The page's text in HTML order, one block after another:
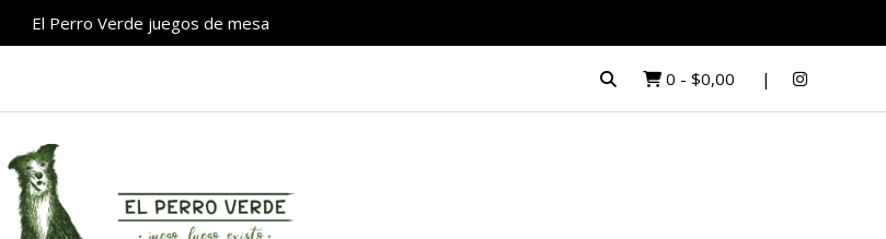
El Perro Verde juegos de mesa
0 - $0,00